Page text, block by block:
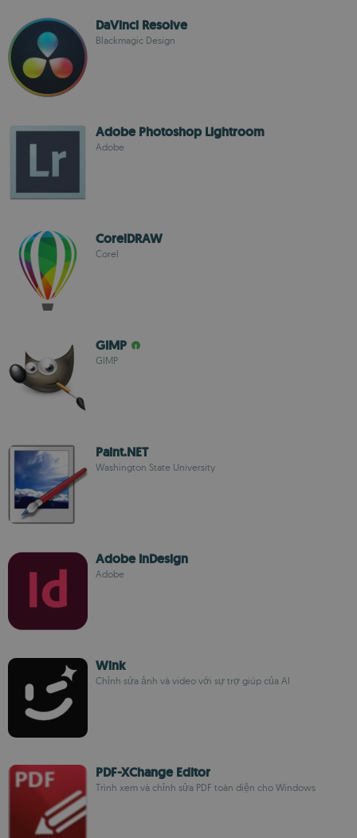
DaVinci Resolve
Blackmagic Design
Adobe Photoshop Lightroom
Adobe
CorelDRAW
Corel
GIMP
GIMP
Paint.NET
Washington State University
Adobe InDesign
Adobe
Wink
Chỉnh sửa ảnh và video với sự trợ giúp của AI
PDF-XChange Editor
Trình xem và chỉnh sửa PDF toàn diện cho Windows